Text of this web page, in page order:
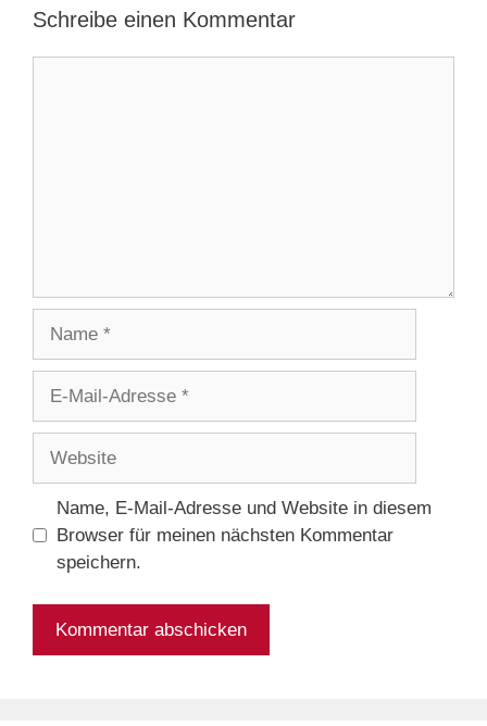
Schreibe einen Kommentar
Adresse
Name, E-Mail-Adresse und Website in diesem
Browser für meinen nächsten Kommentar
speichern.